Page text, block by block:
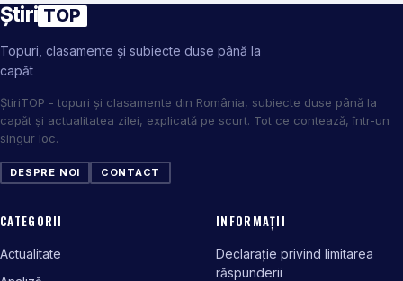
Știri TOP
Topuri, clasamente și subiecte duse până la
capăt
ȘtiriTOP - topuri și clasamente din România, subiecte duse până la
capăt și actualitatea zilei, explicată pe scurt. Tot ce contează, într-un
singur loc.
DESPRE NOI CONTACT
CATEGORII
Actualitate
INFORMAȚII
Declarație privind limitarea
răspunderii